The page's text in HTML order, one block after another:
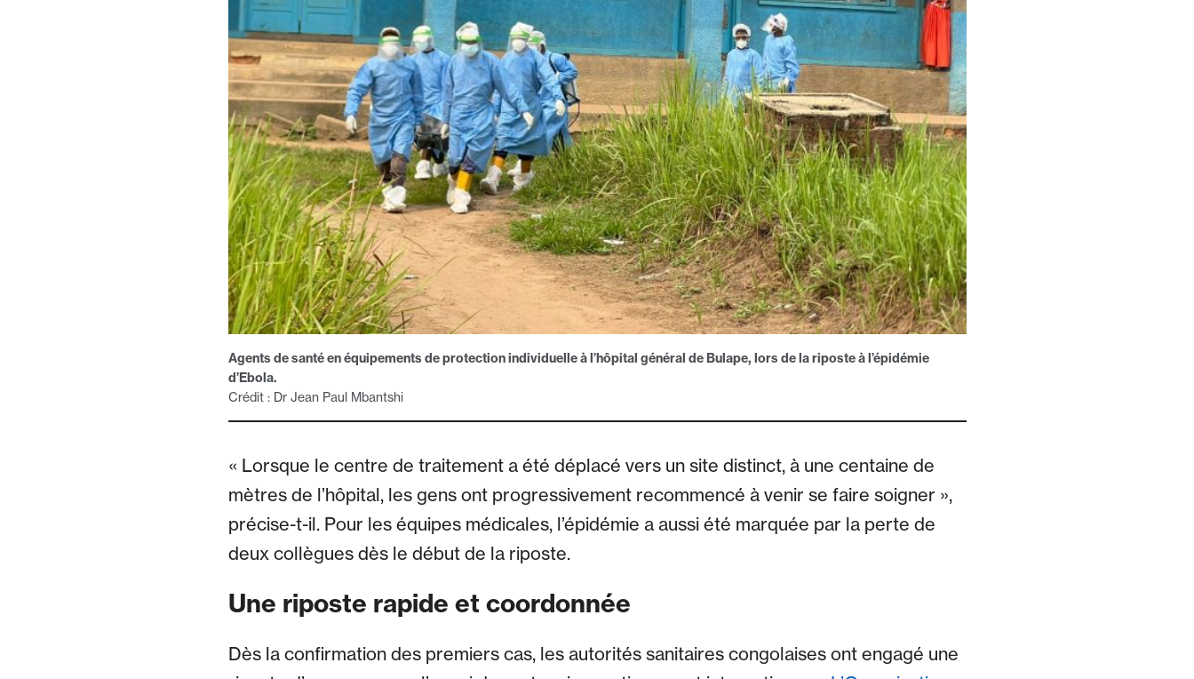
Agents de santé en équipements de protection individuelle à l’hôpital général de Bulape, lors de la riposte à l’épidémie
d’Ebola.
Crédit : Dr Jean Paul Mbantshi
« Lorsque le centre de traitement a été déplacé vers un site distinct, à une centaine de
mètres de l’hôpital, les gens ont progressivement recommencé à venir se faire soigner »,
précise-t-il. Pour les équipes médicales, l’épidémie a aussi été marquée par la perte de
deux collègues dès le début de la riposte.
Une riposte rapide et coordonnée
Dès la confirmation des premiers cas, les autorités sanitaires congolaises ont engagé une